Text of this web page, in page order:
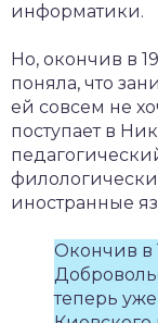
информатики.
Но, окончив в
поняла, что
ей совсем не
поступает в
иностранные
Окончив в
теперь